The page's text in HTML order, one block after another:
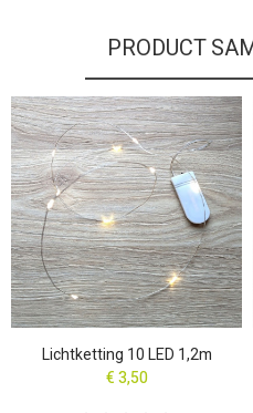
PRODUCT
Lichtketting 10 LED 1,2m
€ 3,50